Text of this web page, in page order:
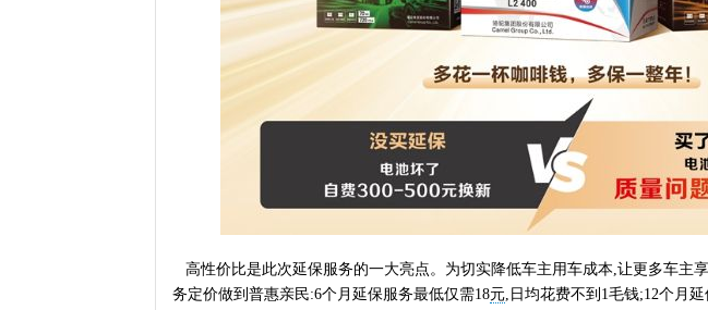
高性价比是此次延保服务的一大亮点。为切实降低车主用车成本,让更多车主
务定价做到普惠亲民:6个月延保服务最低仅需18元,日均花费不到1毛钱;12个月